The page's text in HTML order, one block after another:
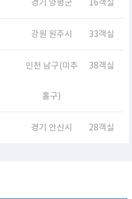
경기 양평군 16객실
강원 원주시 33객실
인천 남구(미추
홀구)
38객실
경기 안산시 28객실